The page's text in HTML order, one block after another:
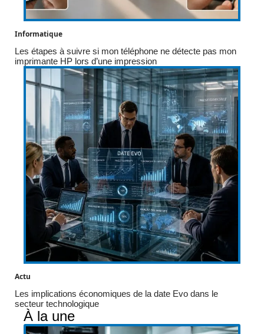
Informatique
Les étapes à suivre si mon téléphone ne détecte pas mon
imprimante HP lors d’une impression
Actu
Les implications économiques de la date Evo dans le
secteur technologique
À la une